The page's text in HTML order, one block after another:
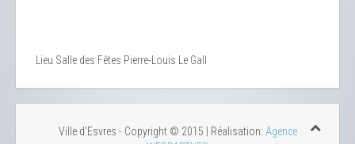
Lieu Salle des Fêtes Pierre-Louis Le Gall
Ville d'Esvres - Copyright © 2015 | Réalisation: Agence